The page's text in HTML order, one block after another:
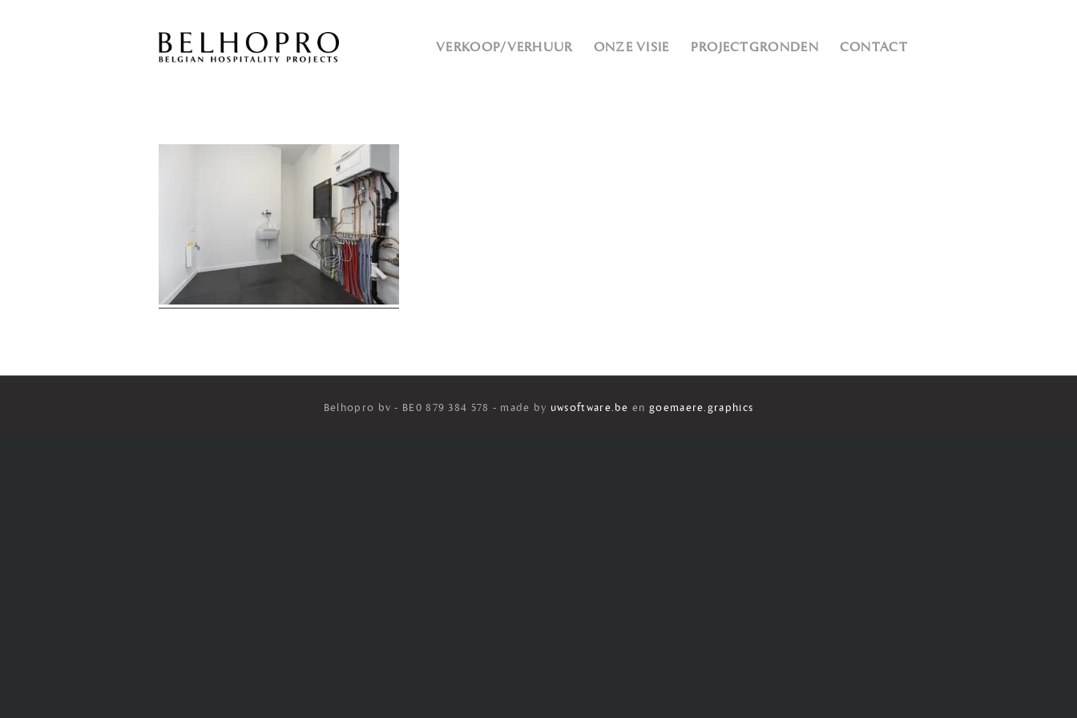
VERKOOP/VERHUUR ONZE VISIE PROJECTGRONDEN CONTACT
Belhopro bv - BE0 879 384 578 - made by uwsoftware.be en goemaere.graphics